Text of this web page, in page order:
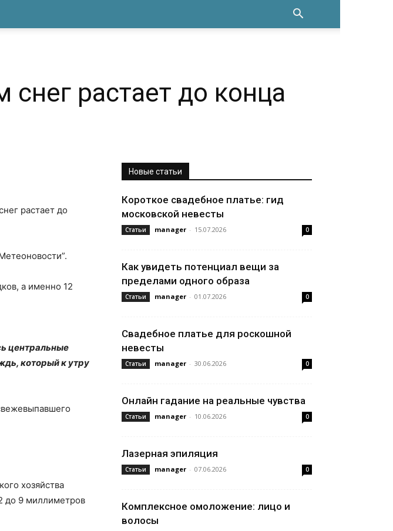
растает до конца
растает до
а именно 12
центральные
который к утру
хозяйства
до 9 миллиметров
Новые статьи
Короткое свадебное платье: гид
московской невесты
Статьи manager - 15.07.2026 0
Как увидеть потенциал вещи за
пределами одного образа
Статьи manager - 01.07.2026 0
Свадебное платье для роскошной
невесты
Статьи manager - 30.06.2026 0
Онлайн гадание на реальные чувства
Статьи manager - 10.06.2026 0
Лазерная эпиляция
Статьи manager - 07.06.2026 0
Комплексное омоложение: лицо и
волосы